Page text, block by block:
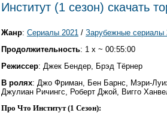
Институт (1 сезон) скачать
Жанр: Сериалы 2021 / Зарубежные сериалы
Продолжительность: 1 x ~ 00:55:00
Режиссер: Джек Бендер, Брэд Тёрнер
В ролях: Джо Фриман, Бен Барнс, Мэри-
Джулиан Ричингс, Роберт Джой, Вигго
Про Что Институт (1 Сезон):